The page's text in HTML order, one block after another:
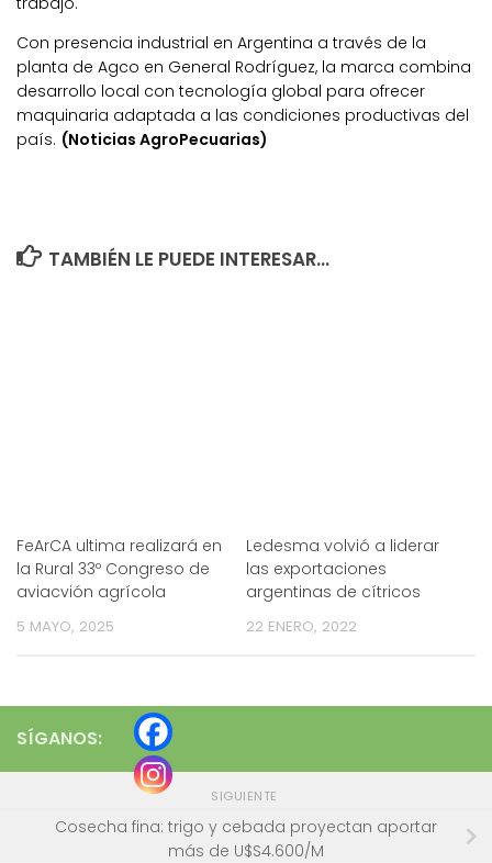
Con presencia industrial en Argentina a través de la
planta de Agco en General Rodríguez, la marca combina
desarrollo local con tecnología global para ofrecer
maquinaria adaptada a las condiciones productivas del
país. (Noticias AgroPecuarias)
TAMBIÉN LE PUEDE INTERESAR...
FeArCA ultima realizará en
la Rural 33º Congreso de
aviacvión agrícola
5 MAYO, 2025
Ledesma volvió a liderar
las exportaciones
argentinas de cítricos
22 ENERO, 2022
SÍGANOS:
SIGUIENTE
Cosecha fina: trigo y cebada proyectan aportar
más de U$S4.600/M